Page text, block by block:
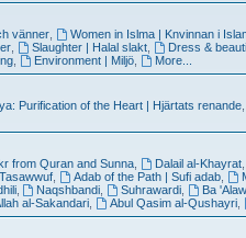
vänner, Women in Islma | Knvinnan i
Slaughter | Halal slakt,
Dress &
, Environment | Miljö, More...
Purification of the Heart | Hjärtats renande,
from Quran and Sunna, Dalail al-Khayrat,
, Adab of the Path | Sufi adab,
, Naqshbandi Suhrawardi Ba
al-Sakandari, Abul Qasim al-Qushayri,